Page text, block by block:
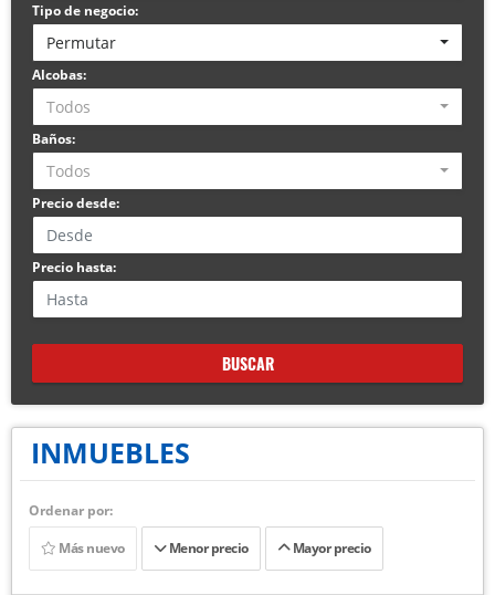
Tipo de negocio:
Permutar
Alcobas:
Todos
Baños:
Todos
Precio desde:
Precio hasta:
BUSCAR
INMUEBLES
Ordenar por:
Más nuevo
Menor precio Mayor precio